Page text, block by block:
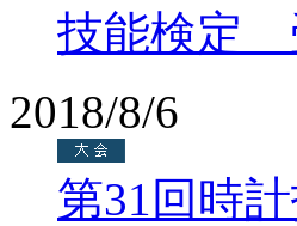
技能検定
2018/8/6
第31回時